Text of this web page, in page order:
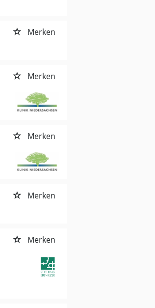
Merken
Merken
Merken
Merken
Merken